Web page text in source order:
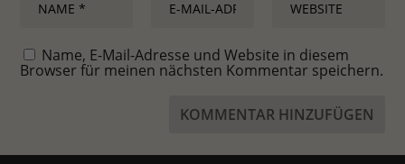
Name, E-Mail-Adresse und Website in diesem
Browser für meinen nächsten Kommentar speichern.